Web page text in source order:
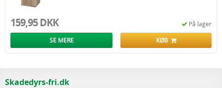
159,95 DKK På lager
SE MERE KØB
Skadedyrs-fri.dk